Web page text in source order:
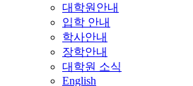
대학원안내
입학 안내
학사안내
장학안내
대학원 소식
English